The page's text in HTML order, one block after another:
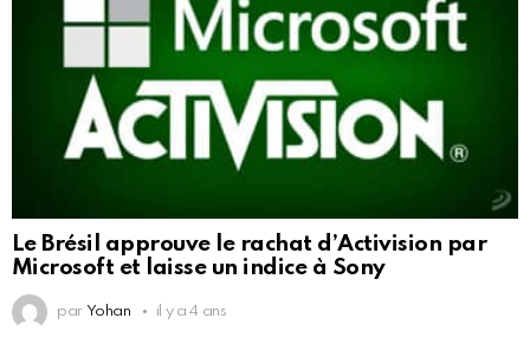
Le Brésil approuve le rachat d’Activision par
Microsoft et laisse un indice à Sony
par Yohan il y a 4 ans